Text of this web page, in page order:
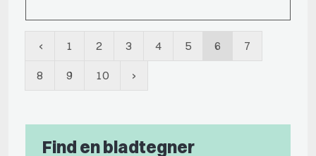
1 2 3 4 5 6 7
8 9 10
Find en bladtegner